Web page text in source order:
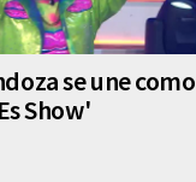
se une como
Show'